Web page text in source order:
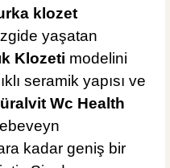
klozet
yaşatan
Klozeti modelini
seramik yapısı ve
Wc Health
kadar geniş bir